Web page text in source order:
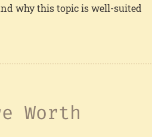
why this topic is well-suited
Worth